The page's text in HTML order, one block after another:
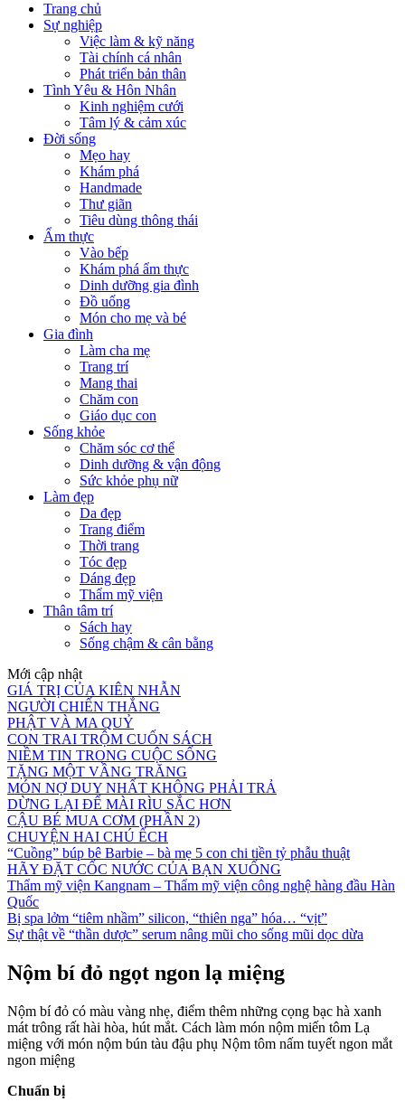
Trang chủ
Sự nghiệp
Việc làm & kỹ năng
Tài chính cá nhân
Phát triển bản thân
Tình Yêu & Hôn Nhân
Kinh nghiệm cưới
Tâm lý & cảm xúc
Đời sống
Mẹo hay
Khám phá
Handmade
Thư giãn
Tiêu dùng thông thái
Ẩm thực
Vào bếp
Khám phá ẩm thực
Dinh dưỡng gia đình
Đồ uống
Món cho mẹ và bé
Gia đình
Làm cha mẹ
Trang trí
Mang thai
Chăm con
Giáo dục con
Sống khỏe
Chăm sóc cơ thể
Dinh dưỡng & vận động
Sức khỏe phụ nữ
Làm đẹp
Da đẹp
Trang điểm
Thời trang
Tóc đẹp
Dáng đẹp
Thẩm mỹ viện
Thân tâm trí
Sách hay
Sống chậm & cân bằng
Mới cập nhật
GIÁ TRỊ CỦA KIÊN NHẪN
NGƯỜI CHIẾN THẮNG
PHẬT VÀ MA QUỶ
CON TRAI TRỘM CUỐN SÁCH
NIỀM TIN TRONG CUỘC SỐNG
TẶNG MỘT VẦNG TRĂNG
MÓN NỢ DUY NHẤT KHÔNG PHẢI TRẢ
DỪNG LẠI ĐỂ MÀI RÌU SẮC HƠN
CẬU BÉ MUA CƠM (PHẦN 2)
CHUYỆN HAI CHÚ ẾCH
“Cuồng” búp bê Barbie – bà mẹ 5 con chi tiền tỷ phẫu thuật
HÃY ĐẶT CỐC NƯỚC CỦA BẠN XUỐNG
Thẩm mỹ viện Kangnam – Thẩm mỹ viện công nghệ hàng đầu Hàn
Quốc
Bị spa lởm “tiêm nhầm” silicon, “thiên nga” hóa… “vịt”
Sự thật về “thần dược” serum nâng mũi cho sống mũi dọc dừa
Nộm bí đỏ ngọt ngon lạ miệng
Nộm bí đỏ có màu vàng nhẹ, điểm thêm những cọng bạc hà xanh
mát trông rất hài hòa, hút mắt. Cách làm món nộm miến tôm Lạ
miệng với món nộm bún tàu đậu phụ Nộm tôm nấm tuyết ngon mắt
ngon miệng
Chuẩn bị